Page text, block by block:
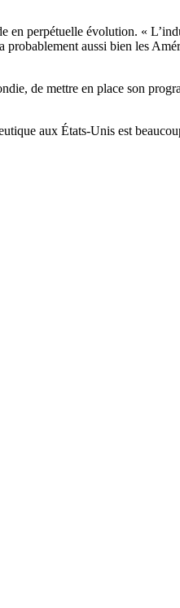
perpétuelle évolution. «
aussi bien les
de mettre en place son
aux États-Unis est